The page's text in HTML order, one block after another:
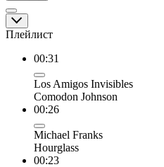
Плейлист
00:31
Los Amigos Invisibles
Comodon Johnson
00:26
Michael Franks
Hourglass
00:23